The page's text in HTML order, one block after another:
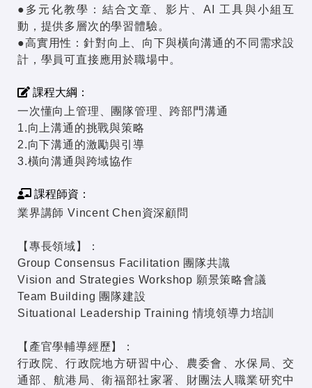
●多元化教學：結合文章、影片、AI 工具與小組互
動，提供多層次的學習體驗。
●高實用性：針對向上、向下與橫向溝通的不同需求設
計，學員可直接應用於職場中。
課程大綱：
一次懂向上管理、團隊管理、跨部門溝通
1.向上溝通的挑戰與策略
2.向下溝通的激勵與引導
3.橫向溝通與跨域協作
課程師資：
業界講師 Vincent Chen資深顧問
【專長領域】：
Group Consensus Facilitation 團隊共識
Vision and Strategies Workshop 願景策略會議
Team Building 團隊建設
Situational Leadership Training 情境領導力培訓
【產官學輔導經歷】：
行政院、行政院地方研習中心、農委會、水保局、交
通部、航港局、衛福部社家署、財團法人職業研究中